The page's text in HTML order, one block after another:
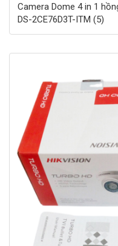
Camera Dome 4 in 1
DS-2CE76D3T-ITM (5)